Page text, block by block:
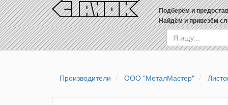
Подберём и
Найдём и привезём
Производители ООО "МеталМастер"